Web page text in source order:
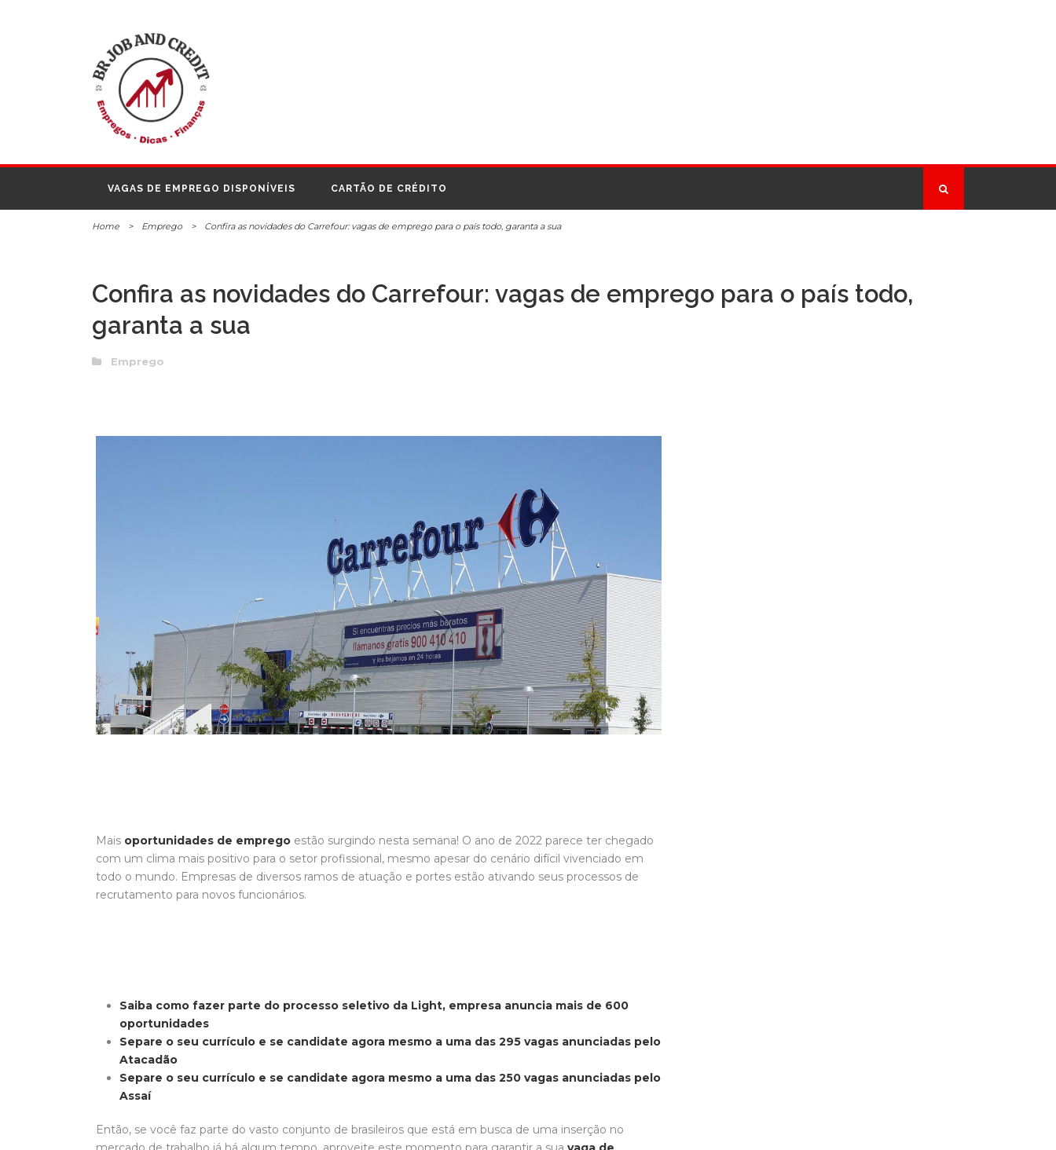
VAGAS DE EMPREGO DISPONÍVEIS CARTÃO DE CRÉDITO
Home > Emprego > Confira as novidades do Carrefour: vagas de emprego para o país todo, garanta a sua
Confira as novidades do Carrefour: vagas de emprego para o país todo,
garanta a sua
Emprego
Mais oportunidades de emprego estão surgindo nesta semana! O ano de 2022 parece ter chegado
com um clima mais positivo para o setor profissional, mesmo apesar do cenário difícil vivenciado em
todo o mundo. Empresas de diversos ramos de atuação e portes estão ativando seus processos de
recrutamento para novos funcionários.
Saiba como fazer parte do processo seletivo da Light, empresa anuncia mais de 600
oportunidades
Separe o seu currículo e se candidate agora mesmo a uma das 295 vagas anunciadas pelo
Atacadão
Separe o seu currículo e se candidate agora mesmo a uma das 250 vagas anunciadas pelo
Assaí
Então, se você faz parte do vasto conjunto de brasileiros que está em busca de uma inserção no